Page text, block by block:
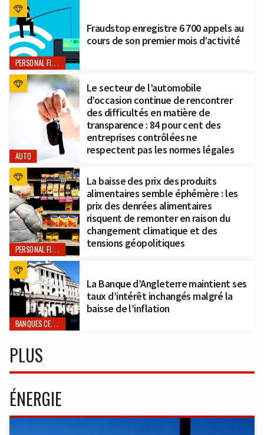
PERSONAL FINANCE
Fraudstop enregistre 6 700 appels au
cours de son premier mois d’activité
AUTO
Le secteur de l’automobile
d’occasion continue de rencontrer
des difficultés en matière de
transparence : 84 pour cent des
entreprises contrôlées ne
respectent pas les normes légales
PERSONAL FINANCE
La baisse des prix des produits
alimentaires semble éphémère : les
prix des denrées alimentaires
risquent de remonter en raison du
changement climatique et des
tensions géopolitiques
BANQUES CENTRALES
La Banque d’Angleterre maintient ses
taux d’intérêt inchangés malgré la
baisse de l’inflation
PLUS
ÉNERGIE